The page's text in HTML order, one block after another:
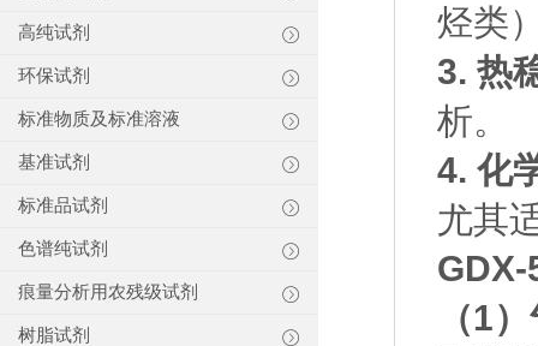
高纯试剂
环保试剂
标准物质及标准溶液
基准试剂
标准品试剂
色谱纯试剂
痕量分析用农残级试剂
树脂试剂
烃类
3. 热
析。
4. 化
尤其
GDX-
（1